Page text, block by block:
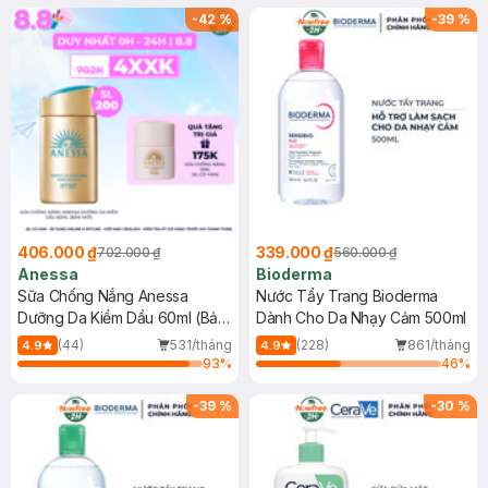
SPF 50+ 20ml (SL Có Hạn)
(SL có hạn)
-42%
406.000 ₫702.000 ₫
Anessa
Sữa Chống Nắng Anessa
Dưỡng Da Kiềm Dầu 60ml (Bản
Mới)
4.9 (44)
531/tháng
93%
-39 %
339.000 ₫560.000 ₫
Bioderma
Nước Tẩy Trang Bioderma
Dành Cho Da Nhạy Cảm 500ml
4.9 (228)
861/tháng
46%
-39 % -30 %